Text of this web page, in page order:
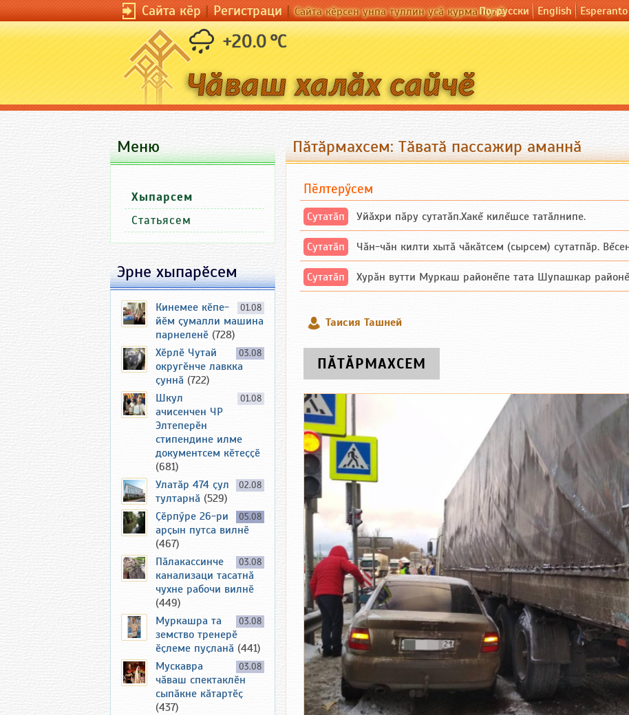
Сайта кӗр|Регистраци|Сайта кӗрсен унпа туллин усӑ курма пулӗПо-русски English Esperanto
+20.0 °C
Пӑтӑрмахсем: Тӑватӑ пассажир аманнӑ
Пӗлтерӳсем
Сутатӑп Уйăхри пăру сутатăп.Хакĕ килĕшсе татăлнипе.
Сутатӑп Чăн-чăн килти хытă чăкăтсем (сырсем) сутатпăр.
Сутатӑп Хурăн вутти Муркаш районĕпе тата Шупашкар
Таисия Ташней
ПӐТӐРМАХСЕМ
Меню
Хыпарсем
Статьясем
Эрне хыпарӗсем
01.08
Кинемее кӗпе-
йӗм ҫумалли машина
парнеленӗ (728)
03.08
Хӗрлӗ Чутай
округӗнче лавкка
ҫуннӑ (722)
01.08
Шкул
ачисенчен ЧР
Элтеперӗн
стипендине илме
документсем кӗтеҫҫӗ
(681)
02.08
Улатӑр 474 ҫул
тултарнӑ (529)
05.08
Ҫӗрпӳре 26-ри
арҫын путса вилнӗ
(467)
03.08
Пӑлакассинче
канализаци тасатнӑ
чухне рабочи вилнӗ
(449)
03.08
Муркашра та
земство тренерӗ
ӗҫлеме пуҫланӑ (441)
03.08
Мускавра
чӑваш спектаклӗн
сыпӑкне кӑтартӗҫ
(437)